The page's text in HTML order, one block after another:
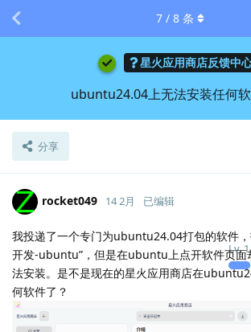
星火应用商店反馈中
ubuntu24.04上无法安装任何
分享
7 / 8 条
rocket049
Lv.1
14 2月 已编辑
我投递了一个专门为ubuntu24.04打包的软件
开发-ubuntu”，但是在ubuntu上点开软件页面
法安装。是不是现在的星火应用商店在
何软件了？